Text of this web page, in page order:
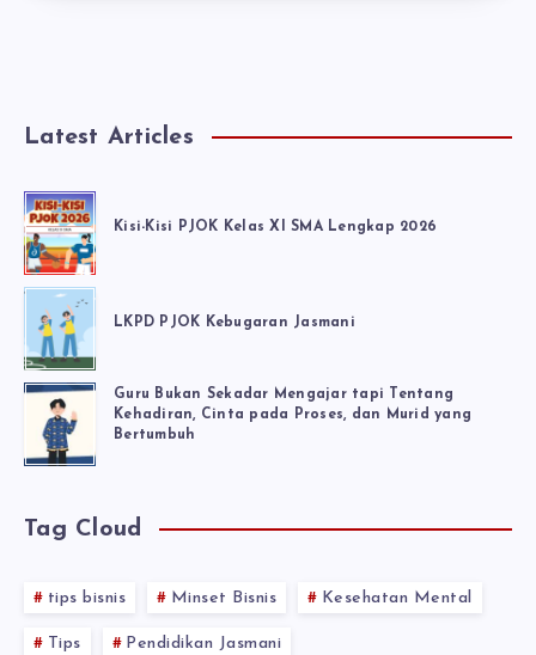
Latest Articles
Kisi-Kisi PJOK Kelas XI SMA Lengkap 2026
LKPD PJOK Kebugaran Jasmani
Guru Bukan Sekadar Mengajar tapi Tentang
Kehadiran, Cinta pada Proses, dan Murid yang
Bertumbuh
Tag Cloud
tips bisnis Minset Bisnis Kesehatan Mental
Tips Pendidikan Jasmani